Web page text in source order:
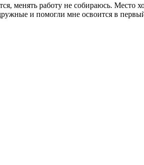
менять работу не собираюсь.
и помогли мне освоится в